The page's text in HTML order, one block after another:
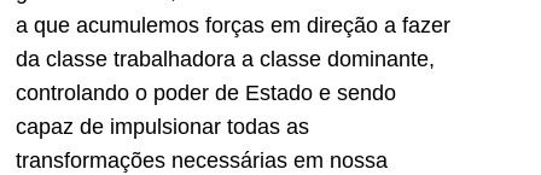
a que acumulemos forças em direção a fazer
da classe trabalhadora a classe dominante,
controlando o poder de Estado e sendo
capaz de impulsionar todas as
transformações necessárias em nossa